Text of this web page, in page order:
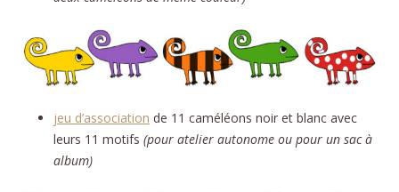
jeu d’association de 11 caméléons noir et blanc avec
leurs 11 motifs (pour atelier autonome ou pour un sac à
album)